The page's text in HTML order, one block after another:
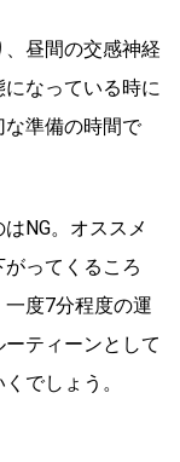
昼間の交感神経
なっている時に
準備の時間で
NG。オススメ
ってくるころ
度7分程度の運
ティーンとして
でしょう。